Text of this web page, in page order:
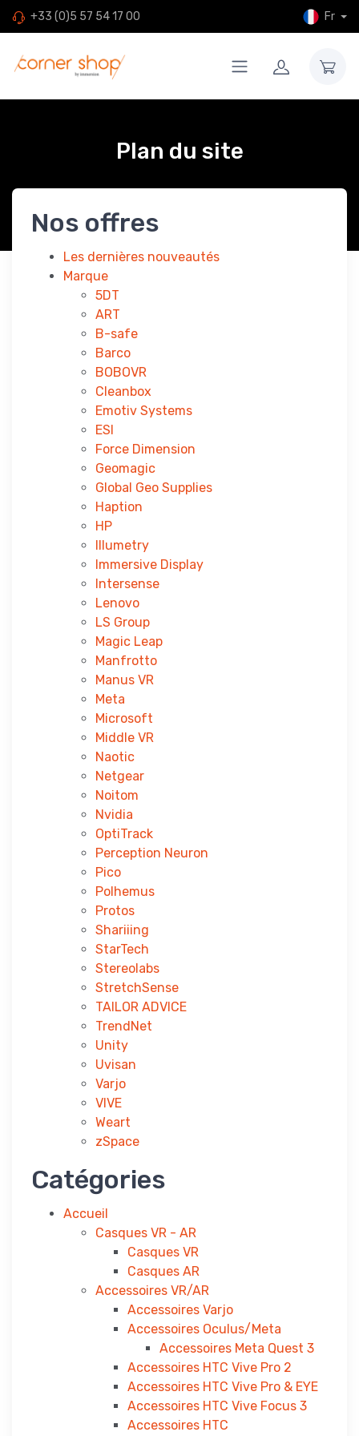
+33 (0)5 57 54 17 00 Fr
Plan du site
Nos offres
Les dernières nouveautés
Marque
5DT
ART
B-safe
Barco
BOBOVR
Cleanbox
Emotiv Systems
ESI
Force Dimension
Geomagic
Global Geo Supplies
Haption
HP
Illumetry
Immersive Display
Intersense
Lenovo
LS Group
Magic Leap
Manfrotto
Manus VR
Meta
Microsoft
Middle VR
Naotic
Netgear
Noitom
Nvidia
OptiTrack
Perception Neuron
Pico
Polhemus
Protos
Shariiing
StarTech
Stereolabs
StretchSense
TAILOR ADVICE
TrendNet
Unity
Uvisan
Varjo
VIVE
Weart
zSpace
Catégories
Accueil
Casques VR - AR
Casques VR
Casques AR
Accessoires VR/AR
Accessoires Varjo
Accessoires Oculus/Meta
Accessoires Meta Quest 3
Accessoires HTC Vive Pro 2
Accessoires HTC Vive Pro & EYE
Accessoires HTC Vive Focus 3
Accessoires HTC